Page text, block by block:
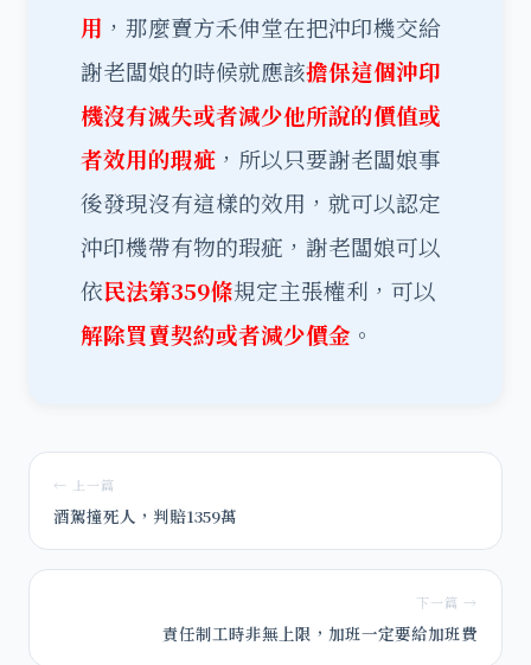
用 ，那麼賣方禾伸堂在把沖印機交給
謝老闆娘的時候就應該擔保這個沖印
機沒有滅失或者減少他所說的價值或
者效用的瑕疵 ，所以只要謝老闆娘事
後發現沒有這樣的效用，就可以認定
沖印機帶有物的瑕疵，謝老闆娘可以
依民法第359條規定主張權利，可以
解除買賣契約或者減少價金 。
← 上一篇
酒駕撞死人，判賠1359萬
下一篇 →
責任制工時非無上限，加班一定要給加班費